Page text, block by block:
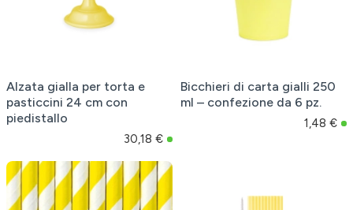
Alzata gialla per torta e
pasticcini 24 cm con
piedistallo
30,18 €
Bicchieri di carta gialli 250
ml – confezione da 6 pz.
1,48 €